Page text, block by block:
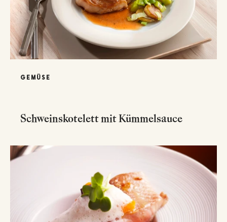
GEMÜSE
Schweinskotelett mit Kümmelsauce